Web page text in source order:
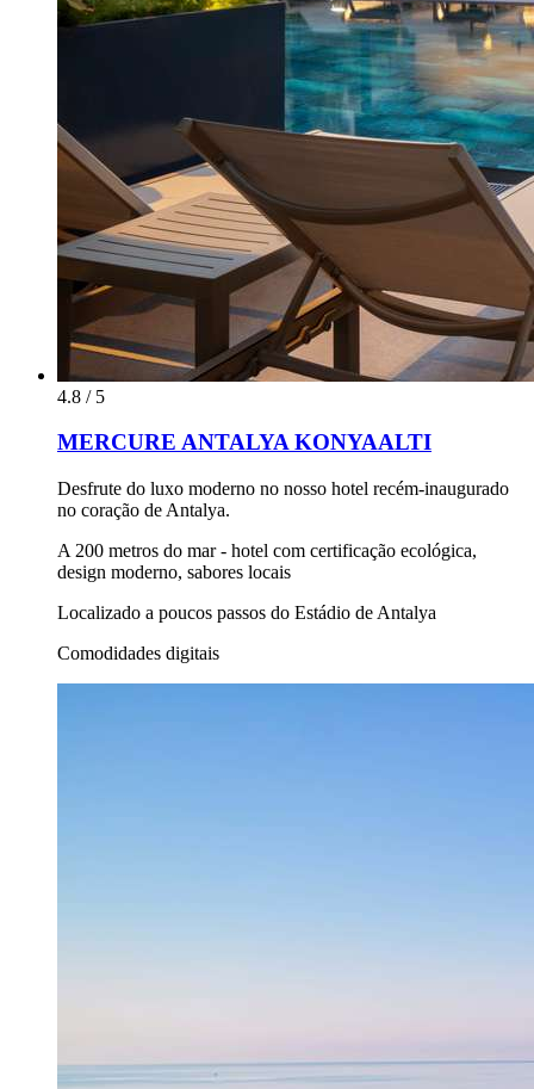
4.8 / 5
MERCURE ANTALYA KONYAALTI
Desfrute do luxo moderno no nosso hotel recém-inaugurado
no coração de Antalya.
A 200 metros do mar - hotel com certificação ecológica,
design moderno, sabores locais
Localizado a poucos passos do Estádio de Antalya
Comodidades digitais